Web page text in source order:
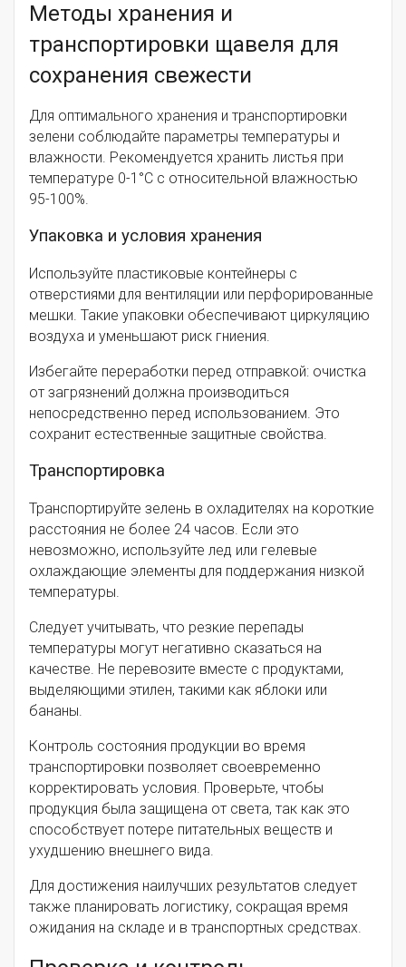
Методы хранения и
транспортировки щавеля для
сохранения свежести
Для оптимального хранения и транспортировки
зелени соблюдайте параметры температуры и
влажности. Рекомендуется хранить листья при
температуре 0-1°C с относительной влажностью
95-100%.
Упаковка и условия хранения
Используйте пластиковые контейнеры с
отверстиями для вентиляции или перфорированные
мешки. Такие упаковки обеспечивают циркуляцию
воздуха и уменьшают риск гниения.
Избегайте переработки перед отправкой: очистка
от загрязнений должна производиться
непосредственно перед использованием. Это
сохранит естественные защитные свойства.
Транспортировка
Транспортируйте зелень в охладителях на короткие
расстояния не более 24 часов. Если это
невозможно, используйте лед или гелевые
охлаждающие элементы для поддержания низкой
температуры.
Следует учитывать, что резкие перепады
температуры могут негативно сказаться на
качестве. Не перевозите вместе с продуктами,
выделяющими этилен, такими как яблоки или
бананы.
Контроль состояния продукции во время
транспортировки позволяет своевременно
корректировать условия. Проверьте, чтобы
продукция была защищена от света, так как это
способствует потере питательных веществ и
ухудшению внешнего вида.
Для достижения наилучших результатов следует
также планировать логистику, сокращая время
ожидания на складе и в транспортных средствах.